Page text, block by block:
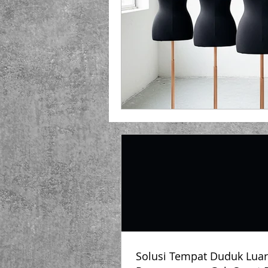
Playground Fiberglass
Life Jacket Box Storage
Solusi Tempat Duduk Luar